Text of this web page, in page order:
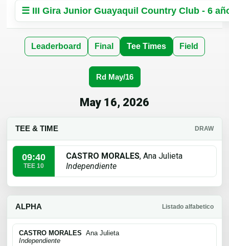
☰ III Gira Junior Guayaquil Country Club - 6
Leaderboard Final Tee Times Field
Rd May/16
May 16, 2026
TEE & TIME DRAW
09:40
TEE 10
CASTRO MORALES, Ana Julieta
Independiente
ALPHA Listado alfabetico
CASTRO MORALES Ana Julieta
Independiente